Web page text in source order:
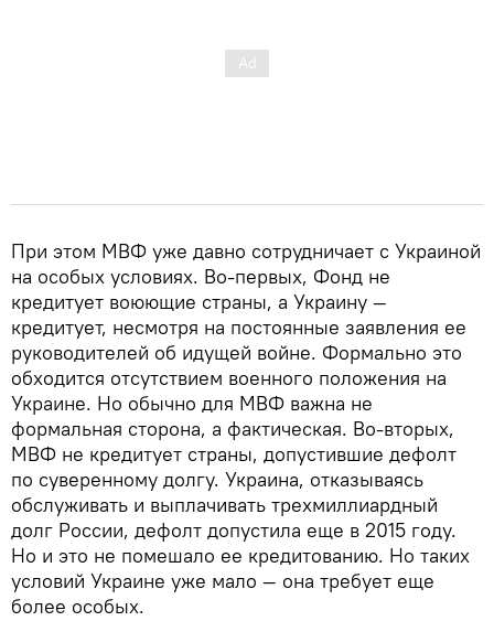
При этом МВФ уже давно сотрудничает с Украиной
на особых условиях. Во-первых, Фонд не
кредитует воюющие страны, а Украину —
кредитует, несмотря на постоянные заявления ее
руководителей об идущей войне. Формально это
обходится отсутствием военного положения на
Украине. Но обычно для МВФ важна не
формальная сторона, а фактическая. Во-вторых,
МВФ не кредитует страны, допустившие дефолт
по суверенному долгу. Украина, отказываясь
обслуживать и выплачивать трехмиллиардный
долг России, дефолт допустила еще в 2015 году.
Но и это не помешало ее кредитованию. Но таких
условий Украине уже мало — она требует еще
более особых.